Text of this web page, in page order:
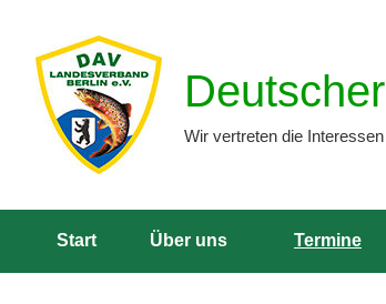
springen
Wir vertreten die
Start Über uns Termine